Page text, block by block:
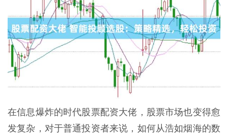
在信息爆炸的时代股票配资大佬，股票市场也变得愈
发复杂，对于普通投资者来说，如何从浩如烟海的数